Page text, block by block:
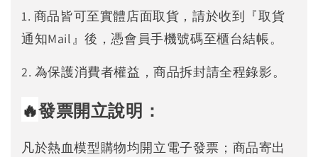
1. 商品皆可至實體店面取貨，請於收到『取貨
通知Mail』後，憑會員手機號碼至櫃台結帳。
2. 為保護消費者權益，商品拆封請全程錄影。
🔥發票開立說明：
凡於熱血模型購物均開立電子發票；商品寄出